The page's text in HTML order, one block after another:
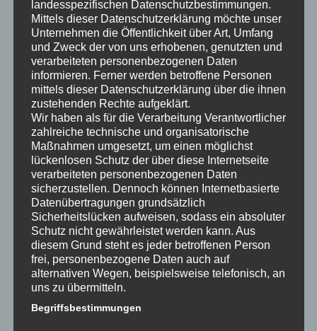
Beitragsnavigation
kurz und knapp:
Brancheninfos
Ausbaugewerbe
Interessanter Fernsehbericht
zum Thema
Schimmelbeseitigung
Schreibe einen Kommentar
Deine E-Mail-Adresse wird nicht veröffentlicht.
Erforderliche Felder sind mit*markiert
Kommentar*
landesspezifischen Datenschutzbestimmungen.
Mittels dieser Datenschutzerklärung möchte unser
Unternehmen die Öffentlichkeit über Art, Umfang
und Zweck der von uns erhobenen, genutzten und
verarbeiteten personenbezogenen Daten
informieren. Ferner werden betroffene Personen
mittels dieser Datenschutzerklärung über die ihnen
zustehenden Rechte aufgeklärt.
Wir haben als für die Verarbeitung Verantwortlicher
zahlreiche technische und organisatorische
Maßnahmen umgesetzt, um einen möglichst
lückenlosen Schutz der über diese Internetseite
verarbeiteten personenbezogenen Daten
sicherzustellen. Dennoch können Internetbasierte
Datenübertragungen grundsätzlich
Sicherheitslücken aufweisen, sodass ein absoluter
Schutz nicht gewährleistet werden kann. Aus
diesem Grund steht es jeder betroffenen Person
frei, personenbezogene Daten auch auf
alternativen Wegen, beispielsweise telefonisch, an
uns zu übermitteln.
Begriffsbestimmungen